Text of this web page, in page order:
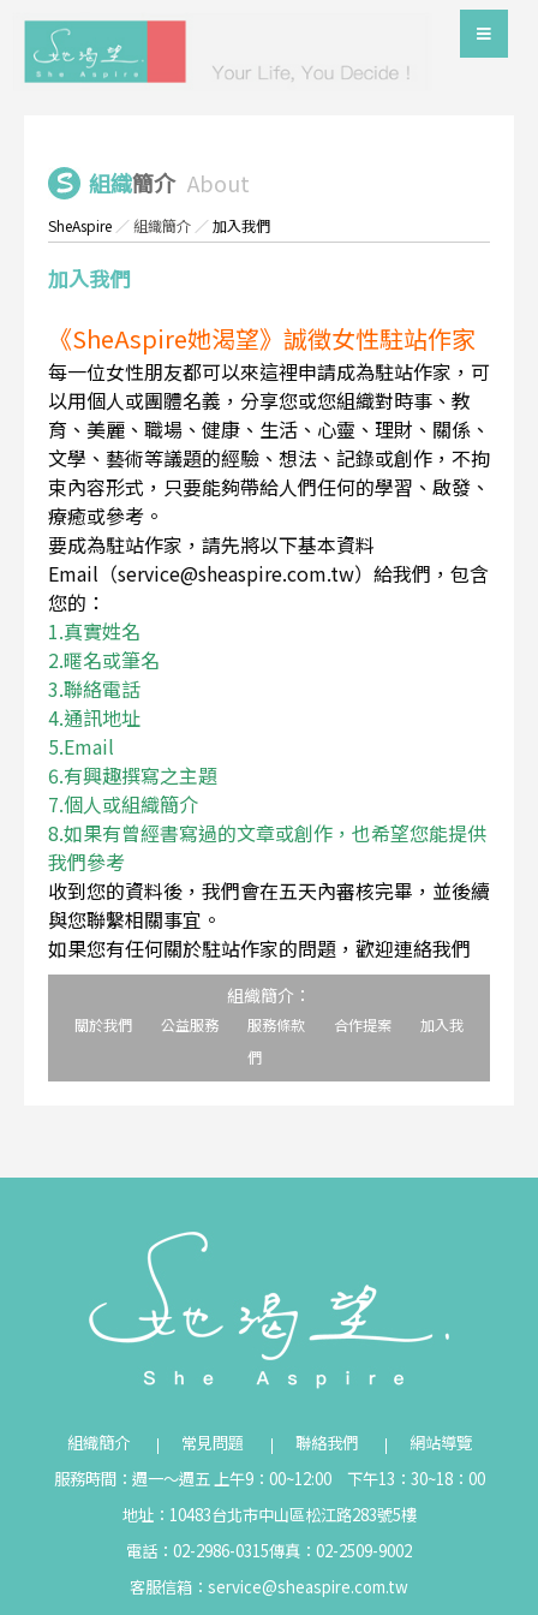
組織簡介 About
SheAspire ／組織簡介 ／加入我們
加入我們
《SheAspire她渴望》誠徵女性駐站作家
每一位女性朋友都可以來這裡申請成為駐站作家，可
以用個人或團體名義，分享您或您組織對時事、教
育、美麗、職場、健康、生活、心靈、理財、關係、
文學、藝術等議題的經驗、想法、記錄或創作，不拘
束內容形式，只要能夠帶給人們任何的學習、啟發、
療癒或參考。
要成為駐站作家，請先將以下基本資料
Email（service@sheaspire.com.tw）給我們，包含
您的：
1.真實姓名
2.暱名或筆名
3.聯絡電話
4.通訊地址
5.Email
6.有興趣撰寫之主題
7.個人或組織簡介
8.如果有曾經書寫過的文章或創作，也希望您能提供
我們參考
收到您的資料後，我們會在五天內審核完畢，並後續
與您聯繫相關事宜。
如果您有任何關於駐站作家的問題，歡迎連絡我們
組織簡介：
關於我們 公益服務 服務條款 合作提案
加入我
們
組織簡介 常見問題 聯絡我們
網站導覽
服務時間：週一～週五 上午9：00~12:00 下午13：30~18：00
地址：10483台北市中山區松江路283號5樓
電話：02-2986-0315傳真：02-2509-9002
客服信箱： service@sheaspire.com.tw